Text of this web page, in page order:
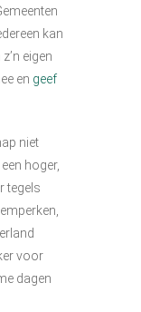
kan
eigen
en geef
niet
hoger,
tegels
voor
dagen